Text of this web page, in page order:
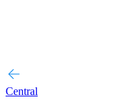
Central